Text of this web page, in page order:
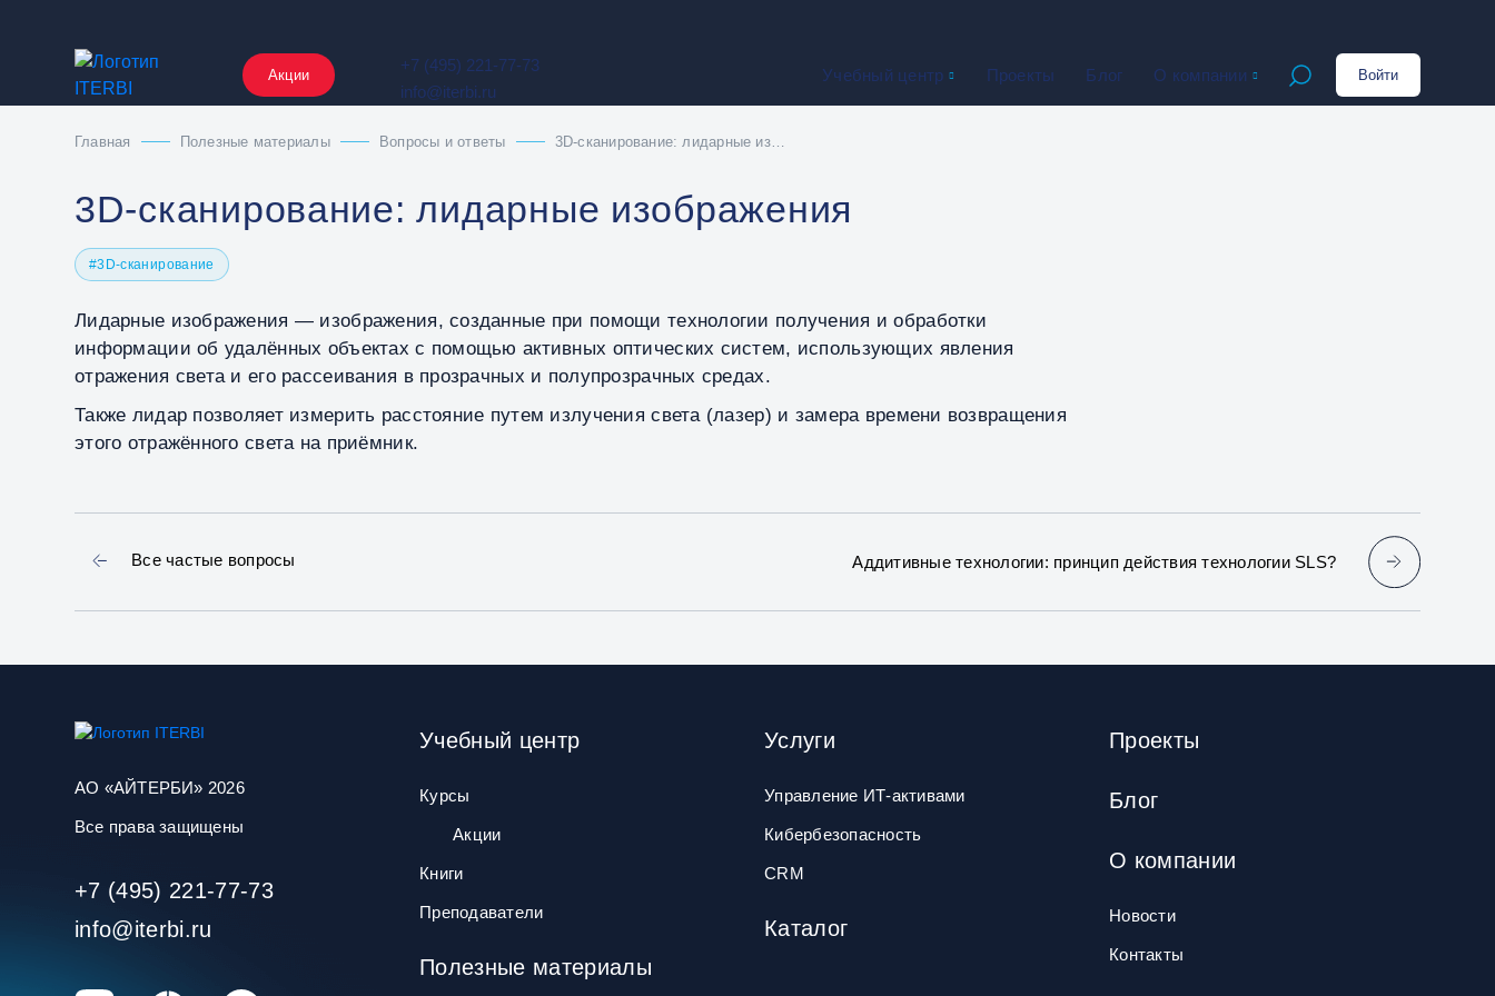
Акции
+7 (495) 221-77-73
info@iterbi.ru
Учебный центр Проекты Блог
О компании
Открыть поиск
Войти
Главная Полезные материалы Вопросы и ответы 3D‑сканирование: лидарные изображения
3D‑сканирование: лидарные изображения
#3D-сканирование
Лидарные изображения — изображения, созданные при помощи технологии получения и обработки
информации об удалённых объектах с помощью активных оптических систем, использующих явления
отражения света и его рассеивания в прозрачных и полупрозрачных средах.
Также лидар позволяет измерить расстояние путем излучения света (лазер) и замера времени возвращения
этого отражённого света на приёмник.
Все частые вопросы Аддитивные технологии: принцип действия технологии SLS?
АО «АЙТЕРБИ» 2026
Все права защищены
+7 (495) 221-77-73
info@iterbi.ru
Учебный центр
Курсы
Акции
Книги
Преподаватели
Полезные материалы
Услуги
Управление ИТ‑активами
Кибербезопасность
CRM
Каталог
Проекты
Блог
О компании
Новости
Контакты